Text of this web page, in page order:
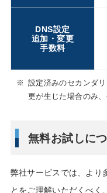
DNS設定
追加・変更
手数料
※ 設定済みのセカンダ
更が生じた場合のみ
無料お試しに
弊社サービスでは、より
とをご理解いただくべく